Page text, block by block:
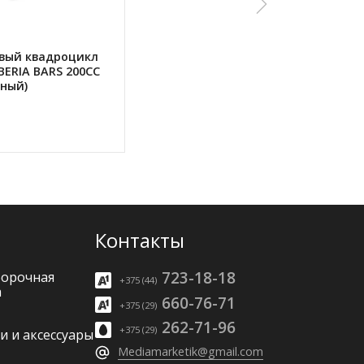
квадроцикл
BARS 200CC
и аксессуары
Контакты
+375 (44) 723-18-18
+375 (29) 660-76-71
+375 (29) 262-71-96
Mediamarketik@gmail.com